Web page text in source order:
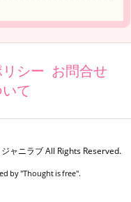
シー お問合せ
て
ャニラブAll Rights Reserved.
by "Thought is free".